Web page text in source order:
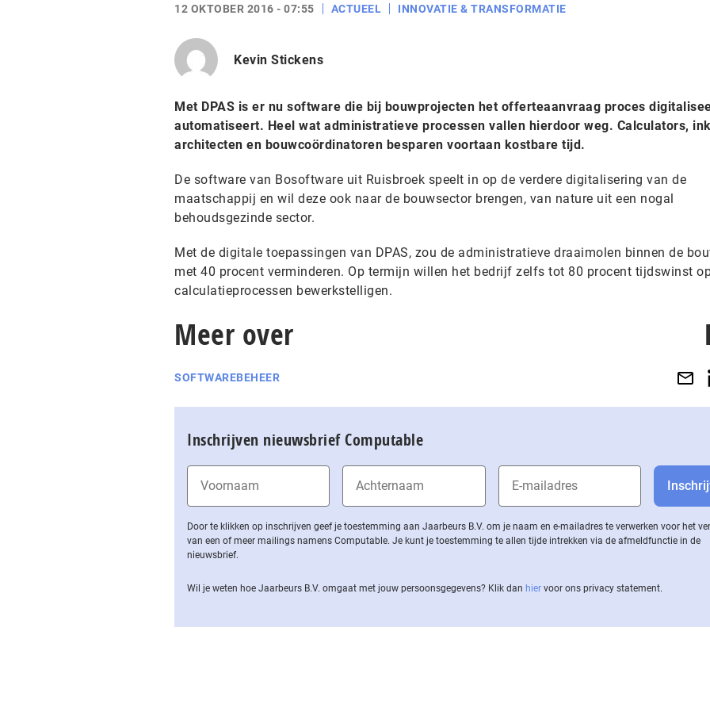
12 OKTOBER 2016 - 07:55 ACTUEEL INNOVATIE & TRANSFORMATIE
Kevin Stickens
Met DPAS is er nu software die bij bouwprojecten het offerteaanvraag proces
automatiseert. Heel wat administratieve processen vallen hierdoor weg. Calculators,
architecten en bouwcoördinatoren besparen voortaan kostbare tijd.
De software van Bosoftware uit Ruisbroek speelt in op de verdere digitalisering van de
maatschappij en wil deze ook naar de bouwsector brengen, van nature uit een nogal
behoudsgezinde sector.
Met de digitale toepassingen van DPAS, zou de administratieve draaimolen binnen de
met 40 procent verminderen. Op termijn willen het bedrijf zelfs tot 80 procent tijdswinst
calculatieprocessen bewerkstelligen.
Meer over
SOFTWAREBEHEER
Inschrijven nieuwsbrief Computable
Door te klikken op inschrijven geef je toestemming aan Jaarbeurs B.V. om je naam en e-mailadres te verwerken voor het
van een of meer mailings namens Computable. Je kunt je toestemming te allen tijde intrekken via de af­meld­func­tie in de
nieuwsbrief.
Wil je weten hoe Jaarbeurs B.V. omgaat met jouw per­soons­ge­ge­vens? Klik dan hier voor ons privacy statement.